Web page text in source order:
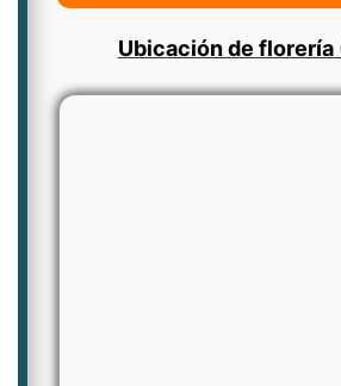
Ubicación de florería